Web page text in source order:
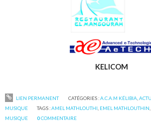
KELICOM
LIEN PERMANENT CATÉGORIES :A.C.A.M KÉLIBIA
MUSIQUE
TAGS :AMEL MATHLOUTHI EMEL MATHLOUTHIN
MUSIQUE
0COMMENTAIRE